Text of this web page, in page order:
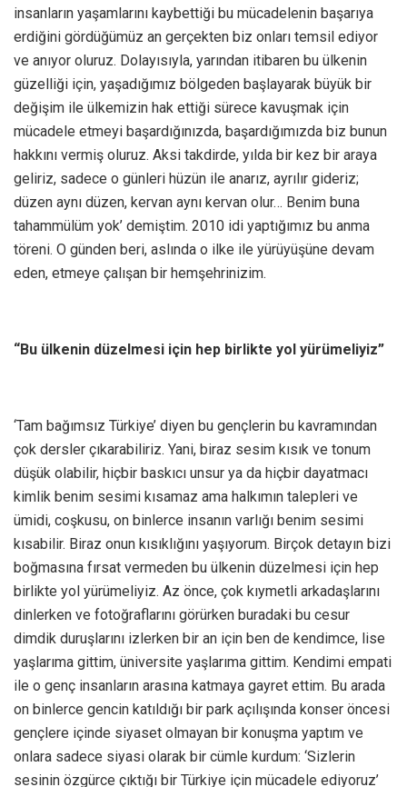
insanların yaşamlarını kaybettiği bu mücadelenin başarıya
erdiğini gördüğümüz an gerçekten biz onları temsil ediyor
ve anıyor oluruz. Dolayısıyla, yarından itibaren bu ülkenin
güzelliği için, yaşadığımız bölgeden başlayarak büyük bir
değişim ile ülkemizin hak ettiği sürece kavuşmak için
mücadele etmeyi başardığınızda, başardığımızda biz bunun
hakkını vermiş oluruz. Aksi takdirde, yılda bir kez bir araya
geliriz, sadece o günleri hüzün ile anarız, ayrılır gideriz;
düzen aynı düzen, kervan aynı kervan olur… Benim buna
tahammülüm yok’ demiştim. 2010 idi yaptığımız bu anma
töreni. O günden beri, aslında o ilke ile yürüyüşüne devam
eden, etmeye çalışan bir hemşehrinizim.
“Bu ülkenin düzelmesi için hep birlikte yol yürümeliyiz”
‘Tam bağımsız Türkiye’ diyen bu gençlerin bu kavramından
çok dersler çıkarabiliriz. Yani, biraz sesim kısık ve tonum
düşük olabilir, hiçbir baskıcı unsur ya da hiçbir dayatmacı
kimlik benim sesimi kısamaz ama halkımın talepleri ve
ümidi, coşkusu, on binlerce insanın varlığı benim sesimi
kısabilir. Biraz onun kısıklığını yaşıyorum. Birçok detayın bizi
boğmasına fırsat vermeden bu ülkenin düzelmesi için hep
birlikte yol yürümeliyiz. Az önce, çok kıymetli arkadaşlarını
dinlerken ve fotoğraflarını görürken buradaki bu cesur
dimdik duruşlarını izlerken bir an için ben de kendimce, lise
yaşlarıma gittim, üniversite yaşlarıma gittim. Kendimi empati
ile o genç insanların arasına katmaya gayret ettim. Bu arada
on binlerce gencin katıldığı bir park açılışında konser öncesi
gençlere içinde siyaset olmayan bir konuşma yaptım ve
onlara sadece siyasi olarak bir cümle kurdum: ‘Sizlerin
sesinin özgürce çıktığı bir Türkiye için mücadele ediyoruz’